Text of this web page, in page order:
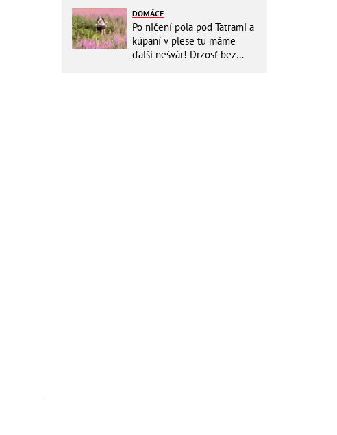
DOMÁCE
Po ničení pola pod Tatrami a
kúpaní v plese tu máme
ďalší nešvár! Drzosť bez